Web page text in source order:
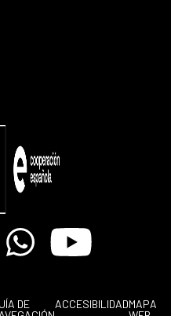
WhatsappYoutube
DE
ACCESIBILIDADMAPA